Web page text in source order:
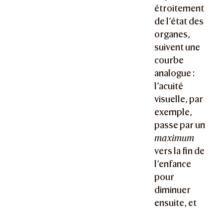
étroitement
de l’état des
organes,
suivent une
courbe
analogue :
l’acuité
visuelle, par
exemple,
passe par un
maximum
vers la fin de
l’enfance
pour
diminuer
ensuite, et